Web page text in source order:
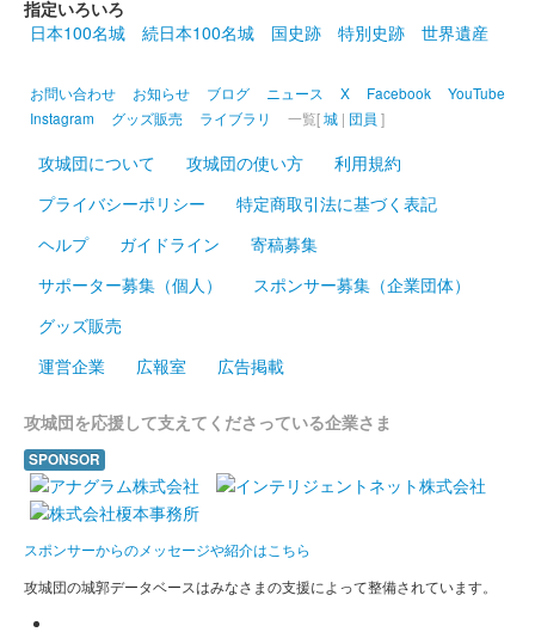
定版
2024年12月21、22日に開催されたお城EXPO2024のいわつき武
者の倉〜関東友城集結の陣〜のブースにて販売された御城印。50
前橋城 御城印
厩橋城（前橋城） 御城印
厩橋城（前橋城） 御城印 上杉謙信版
前橋城 御城印
前橋市で約400年の歴史を持ち、毎年1月に開催されるだるま市
開催を記念して制作した御城印。
指定いろいろ
日本100名城
続日本100名城 国史跡 特別史跡 世界遺産
お問い合わせ お知らせ ブログ ニュース X Facebook
YouTube
Instagram
グッズ販売 ライブラリ 一覧[城 | 団員 ]
攻城団について 攻城団の使い方
利用規約
プライバシーポリシー
特定商取引法に基づく表記
ヘルプ
ガイドライン
寄稿募集
サポーター募集（個人）
スポンサー募集（企業団体）
グッズ販売
運営企業
広報室 広告掲載
攻城団を応援して支えてくださっている企業さま
SPONSOR
スポンサーからのメッセージや紹介はこちら
攻城団の城郭データベースはみなさまの支援によって整備されています。